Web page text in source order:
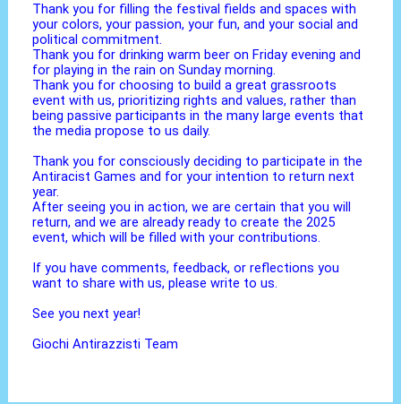
Thank you for filling the festival fields and spaces with
your colors, your passion, your fun, and your social and
political commitment.
Thank you for drinking warm beer on Friday evening and
for playing in the rain on Sunday morning.
Thank you for choosing to build a great grassroots
event with us, prioritizing rights and values, rather than
being passive participants in the many large events that
the media propose to us daily.
Thank you for consciously deciding to participate in the
Antiracist Games and for your intention to return next
year.
After seeing you in action, we are certain that you will
return, and we are already ready to create the 2025
event, which will be filled with your contributions.
If you have comments, feedback, or reflections you
want to share with us, please write to us.
See you next year!
Giochi Antirazzisti Team